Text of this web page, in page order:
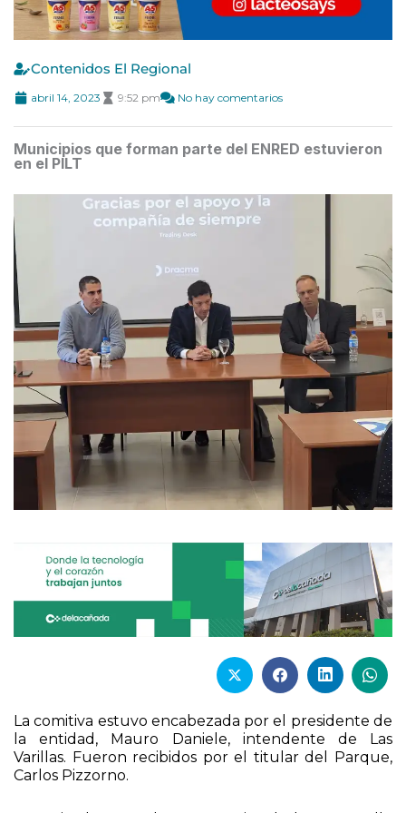
Contenidos El Regional
abril 14, 2023 9:52 pm No hay comentarios
Municipios que forman parte del ENRED estuvieron
en el PILT
La comitiva estuvo encabezada por el presidente de
la entidad, Mauro Daniele, intendente de Las
Varillas. Fueron recibidos por el titular del Parque,
Carlos Pizzorno.